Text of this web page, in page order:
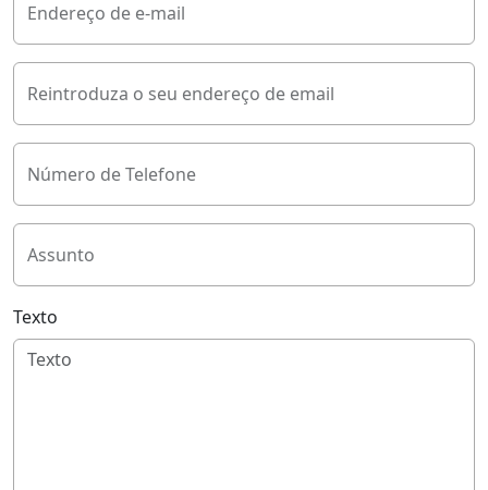
Endereço de e-mail
Reintroduza o seu endereço de email
Número de Telefone
Assunto
Texto